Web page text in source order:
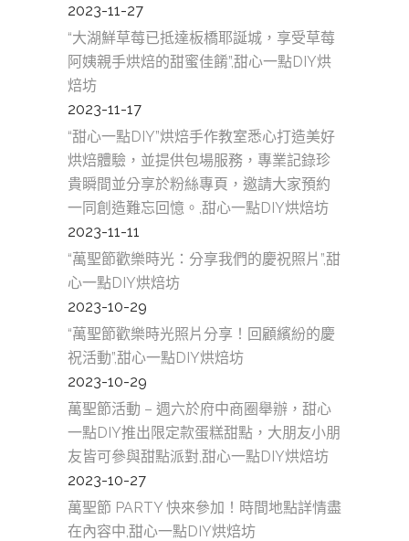
2023-11-27
“大湖鮮草莓已抵達板橋耶誕城，享受草莓
阿姨親手烘焙的甜蜜佳餚”,甜心一點DIY烘
焙坊
2023-11-17
“甜心一點DIY”烘焙手作教室悉心打造美好
烘焙體驗，並提供包場服務，專業記錄珍
貴瞬間並分享於粉絲專頁，邀請大家預約
一同創造難忘回憶。,甜心一點DIY烘焙坊
2023-11-11
“萬聖節歡樂時光：分享我們的慶祝照片”,甜
心一點DIY烘焙坊
2023-10-29
“萬聖節歡樂時光照片分享！回顧繽紛的慶
祝活動”,甜心一點DIY烘焙坊
2023-10-29
萬聖節活動 – 週六於府中商圈舉辦，甜心
一點DIY推出限定款蛋糕甜點，大朋友小朋
友皆可參與甜點派對,甜心一點DIY烘焙坊
2023-10-27
萬聖節 PARTY 快來參加！時間地點詳情盡
在內容中,甜心一點DIY烘焙坊